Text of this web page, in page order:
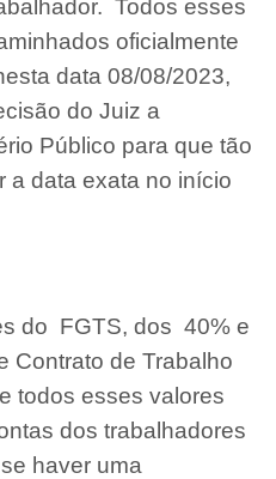
Todos esses
oficialmente
data 08/08/2023,
do Juiz a
Público para que tão
a data exata no início
do FGTS, dos 40% e
Contrato de Trabalho
todos esses valores
dos trabalhadores
haver uma